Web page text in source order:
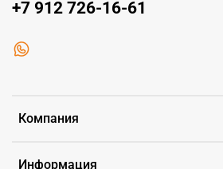
Компания
Информация
+7 912 726-16-61